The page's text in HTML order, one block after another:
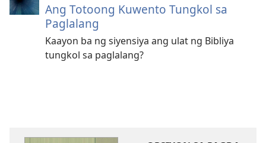
Ang Totoong Kuwento Tungkol sa
Paglalang
Kaayon ba ng siyensiya ang ulat ng Bibliya
tungkol sa paglalang?